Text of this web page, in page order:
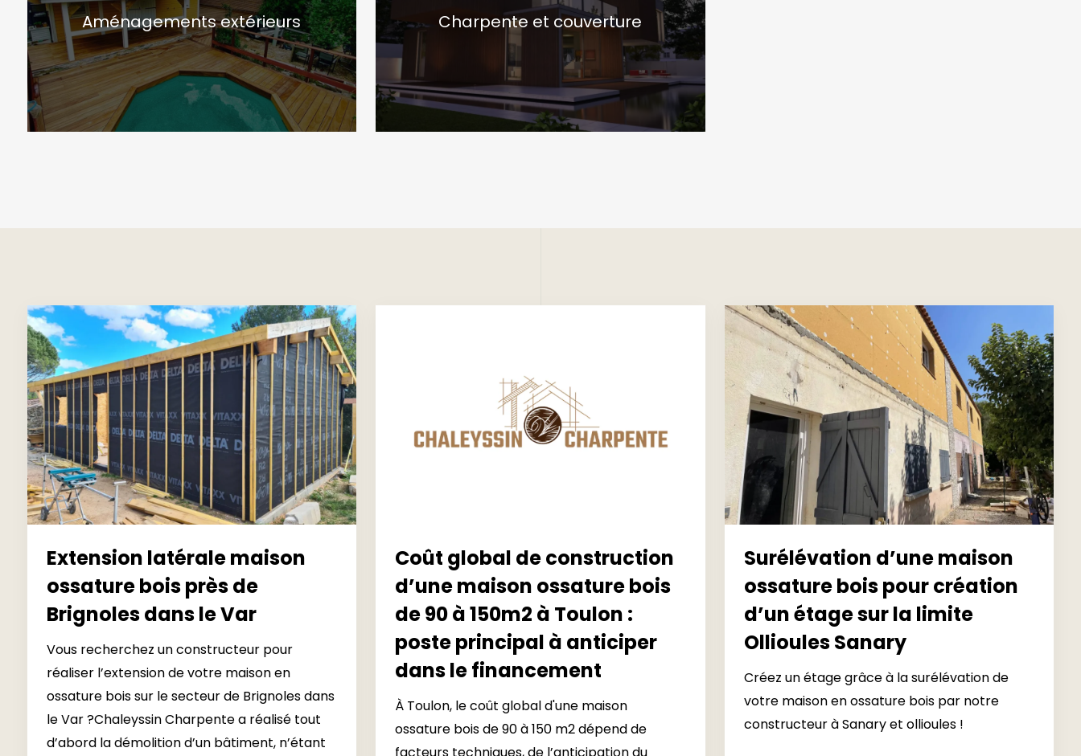
Aménagements extérieurs Charpente et couverture
Extension latérale maison
ossature bois près de
Brignoles dans le Var
Vous recherchez un constructeur pour
réaliser l’extension de votre maison en
ossature bois sur le secteur de Brignoles dans
le Var ?Chaleyssin Charpente a réalisé tout
d’abord la démolition d’un bâtiment, n’étant
Coût global de construction
d’une maison ossature bois
de 90 à 150m2 à Toulon :
poste principal à anticiper
dans le financement
À Toulon, le coût global d'une maison
ossature bois de 90 à 150 m2 dépend de
facteurs techniques, de l’anticipation du
Surélévation d’une maison
ossature bois pour création
d’un étage sur la limite
Ollioules Sanary
Créez un étage grâce à la surélévation de
votre maison en ossature bois par notre
constructeur à Sanary et ollioules !